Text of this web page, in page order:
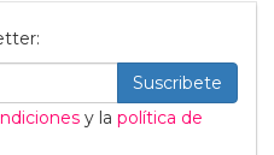
Suscribete
y la política de